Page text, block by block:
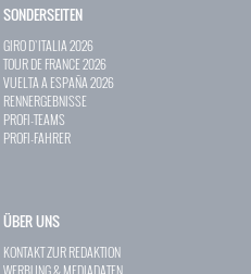
SONDERSEITEN
GIRO D`ITALIA 2026
TOUR DE FRANCE 2026
VUELTA A ESPAÑA 2026
RENNERGEBNISSE
PROFI-TEAMS
PROFI-FAHRER
ÜBER UNS
KONTAKT ZUR REDAKTION
WERBUNG & MEDIADATEN